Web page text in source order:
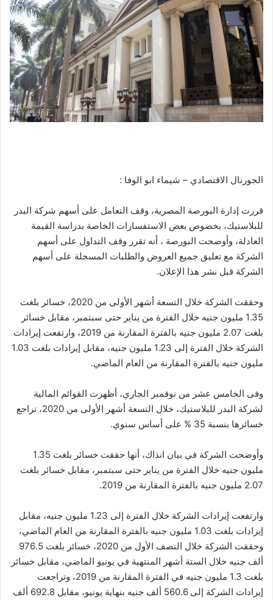
الجورنال الاقتصادي – شيماء ابو الوفا :
قررت إدارة البورصة المصرية، وقف التعامل على أسهم شركة البدر
للبلاستيك، بخصوص بعض الاستفسارات الخاصة بدراسة القيمة
العادلة، وأوضحت البورصة ، أنه تقرر وقف التداول على أسهم
الشركة مع تعليق جميع العروض والطلبات المسجلة على أسهم
الشركة قبل نشر هذا الإعلان.
وحققت الشركة خلال التسعة أشهر الأولى من 2020، خسائر بلغت
1.35 مليون جنيه خلال الفترة من يناير حتى سبتمبر، مقابل خسائر
بلغت 2.07 مليون جنيه بالفترة المقارنة من 2019، وارتفعت إيرادات
الشركة خلال الفترة إلى 1.23 مليون جنيه، مقابل إيرادات بلغت 1.03
مليون جنيه بالفترة المقارنة من العام الماضي.
وفى الخامس عشر من نوفمبر الجاري، أظهرت القوائم المالية
لشركة البدر للبلاستيك، خلال التسعة أشهر الأولى من 2020، تراجع
خسائرها بنسبة 35 % على أساس سنوي.
وأوضحت الشركة في بيان انذاك، أنها حققت خسائر بلغت 1.35
مليون جنيه خلال الفترة من يناير حتى سبتمبر، مقابل خسائر بلغت
2.07 مليون جنيه بالفترة المقارنة من 2019.
وارتفعت إيرادات الشركة خلال الفترة إلى 1.23 مليون جنيه، مقابل
إيرادات بلغت 1.03 مليون جنيه بالفترة المقارنة من العام الماضي،
وحققت الشركة خلال النصف الأول من 2020، خسائر بلغت 976.5
ألف جنيه خلال الستة أشهر المنتهية في يونيو الماضي، مقابل خسائر
بلغت 1.3 مليون جنيه في الفترة المقارنة من 2019، وتراجعت
إيرادات الشركة إلى 560.6 ألف جنيه بنهاية يونيو، مقابل 692.8 ألف